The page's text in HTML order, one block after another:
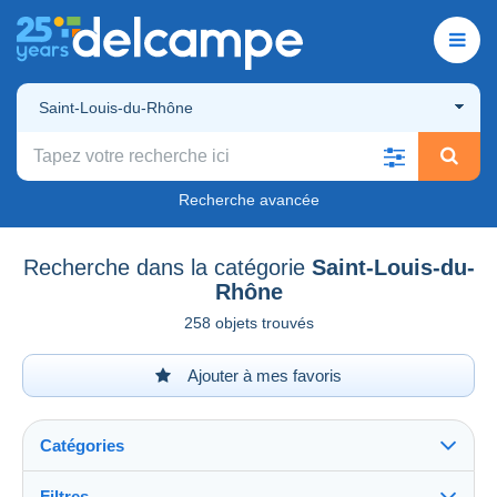
Saint-Louis-du-Rhône
Recherche avancée
Recherche dans la catégorie Saint-Louis-du-
Rhône
258 objets trouvés
Ajouter à mes favoris
Catégories